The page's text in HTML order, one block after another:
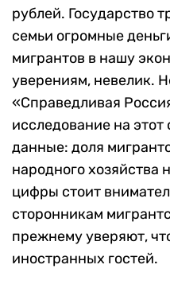
рублей. Государство
семьи огромные
мигрантов в нашу
уверениям, невелик.
«Справедливая
исследование на
данные: доля
народного хозяйства
цифры стоит
сторонникам
прежнему уверяют,
иностранных гостей.